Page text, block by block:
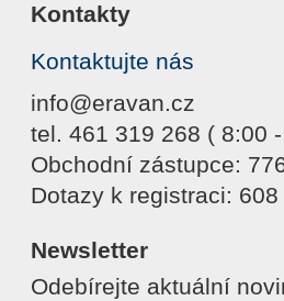
Kontakty
Kontaktujte nás
info@eravan.cz
tel. 461 319 268 ( 8:00
Obchodní zástupce:
Dotazy k registraci:
Newsletter
Odebírejte aktuální